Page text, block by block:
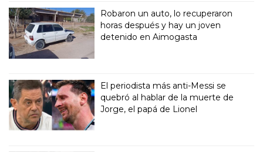
Robaron un auto, lo recuperaron
horas después y hay un joven
detenido en Aimogasta
El periodista más anti-Messi se
quebró al hablar de la muerte de
Jorge, el papá de Lionel